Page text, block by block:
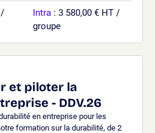
/
Intra : 3 580,00 € HT /
groupe
et piloter la
- DDV.26
en entreprise pour les
formation sur la durabilité, de 2